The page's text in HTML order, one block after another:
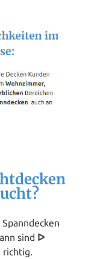
sind ᐅ
richtig.